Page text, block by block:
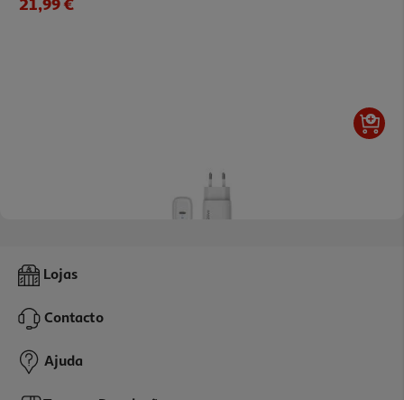
Carregador Csr Qilive 600183059 Branco Gan Usbc 30w
14,99 €
Lojas
Contacto
Ajuda